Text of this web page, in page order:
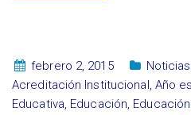
febrero 2, 2015 Noticias
Acreditación Institucional, Año
Educativa, Educación,